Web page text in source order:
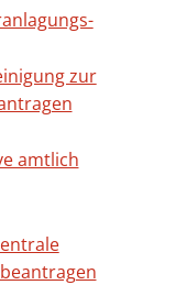
zur
amtlich